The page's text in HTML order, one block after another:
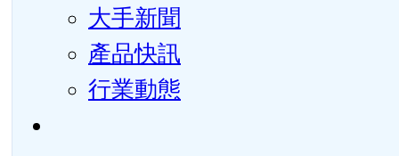
大手新聞
產品快訊
行業動態